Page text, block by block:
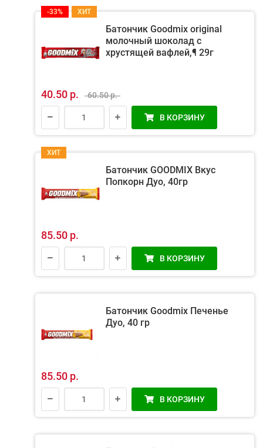
-33% ХИТ
Батончик Goodmix original
молочный шоколад с
хрустящей вафлей,¶ 29г
40.50 р. 60.50 р.
В КОРЗИНУ
ХИТ
Батончик GOODMIX Вкус
Попкорн Дуо, 40гр
85.50 р.
В КОРЗИНУ
Батончик Goodmix Печенье
Дуо, 40 гр
85.50 р.
В КОРЗИНУ